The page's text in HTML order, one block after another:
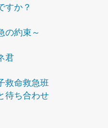
すか？
の約束～
君
救命救急班
待ち合わせ